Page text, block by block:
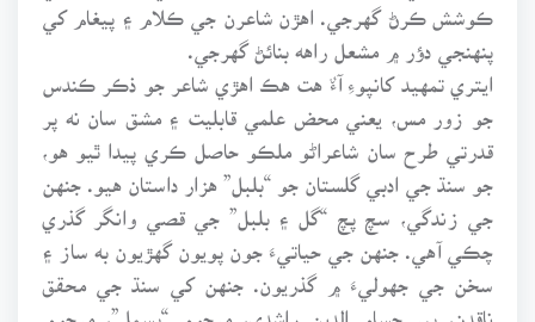
ڪوشش ڪرڻ گهرجي. اهڙن شاعرن جي ڪلام ۽ پيغام کي
پنهنجي دؤر ۾ مشعل راهه بنائڻ گهرجي.
ايتري تمهيد کانپوءِ آءٌ هت هڪ اهڙي شاعر جو ذڪر ڪندس
جو زور مس، يعني محض علمي قابليت ۽ مشق سان نه پر
قدرتي طرح سان شاعراڻو ملڪو حاصل ڪري پيدا ٿيو هو،
جو سنڌ جي ادبي گلستان جو “بلبل” هزار داستان هيو. جنهن
جي زندگي، سچ پچ “گل ۽ بلبل” جي قصي وانگر گذري
چڪي آهي. جنهن جي حياتيءَ جون پويون گهڙيون به ساز ۽
سخن جي جهوليءَ ۾ گذريون. جنهن کي سنڌ جي محقق
ناقدن، پير حسام الدين راشدي، مرحوم “بسمل”، مرحوم